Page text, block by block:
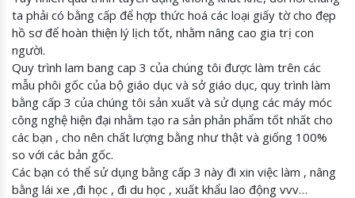
ta phải có bằng cấp để hợp thức hoá các loại giấy tờ cho đẹp
hồ sơ để hoàn thiện lý lịch tốt, nhằm nâng cao gia trị con
người.
Quy trình lam bang cap 3 của chúng tôi được làm trên các
mẫu phôi gốc của bộ giáo dục và sở giáo dục, quy trình làm
bằng cấp 3 của chúng tôi sản xuất và sử dụng các máy móc
công nghệ hiện đại nhằm tạo ra sản phản phẩm tốt nhất cho
các bạn , cho nên chất lượng bằng như thật và giống 100%
so với các bản gốc.
Các bạn có thể sử dụng bằng cấp 3 này đi xin việc làm , nâng
bằng lái xe ,đi học , đi du học , xuất khẩu lao động vvv…